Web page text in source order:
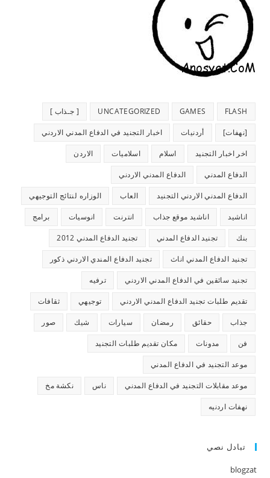
FLASH
GAMES
UNCATEGORIZED [ جـذاب ]
[نهفات] أردنيات اخبار التجنيد في الدفاع المدني الاردني
اخر اخبار التجنيد اسلام اسلاميات الاردن
الدفاع المدني الدفاع المدني الاردني
الدفاع المدني الاردني التجنيد العاب الوزاره لنتائج التوجيهي
اناشيد اناشيد موقع جذاب انترنت انوسيات برامج
بنك تجنيد الدفاع المدني تجنيد الدفاع المدني 2012
تجنيد الدفاع المدني اناث تجنيد الدفاع المندي الاردني ذكور
تجنيد سائقين في الدفاع المدني الاردني ترفيه
تقديم طلبات تجنيد الدفاع المدني الاردني توجيهي ثقافات
جذاب حقائق رمضان سيارات شيك صور
فن مدونات مكان تقديم طلبات التجنيد
موعد التجنيد في الدفاع المدني
موعد مقابلات التجنيد في الدفاع المدني ناس نكشة مخ
نهفات اردنيه
تبادل نصي
blogzat